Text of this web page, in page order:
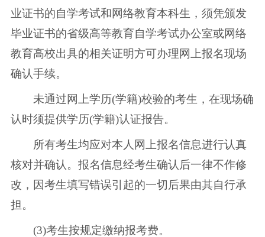
业证书的自学考试和网络教育本科生，须凭颁发
毕业证书的省级高等教育自学考试办公室或网络
教育高校出具的相关证明方可办理网上报名现场
确认手续。
未通过网上学历(学籍)校验的考生，在现场确
认时须提供学历(学籍)认证报告。
所有考生均应对本人网上报名信息进行认真
核对并确认。报名信息经考生确认后一律不作修
改，因考生填写错误引起的一切后果由其自行承
担。
(3)考生按规定缴纳报考费。